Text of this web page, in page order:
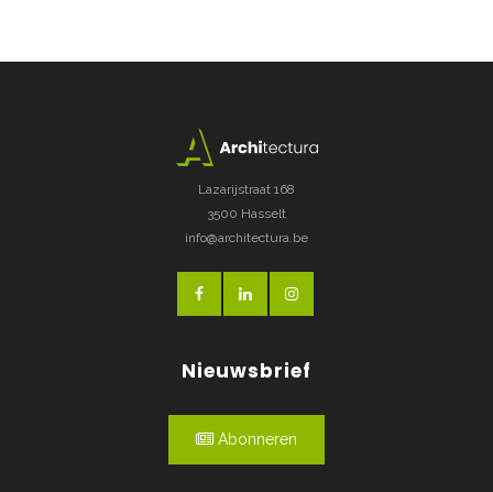
Lazarijstraat 168
3500 Hasselt
info@architectura.be
Nieuwsbrief
Abonneren